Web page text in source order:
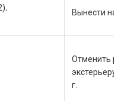
. Вынести на
Отменить
экстерьеру
г.